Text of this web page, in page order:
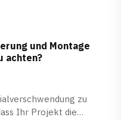
und Montage
achten?
zu
Ihr Projekt die